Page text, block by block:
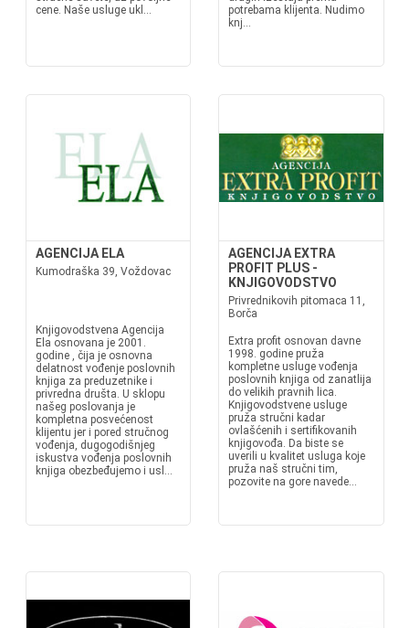
cene. Naše usluge ukl...
potrebama klijenta. Nudimo
knj...
AGENCIJA ELA
Kumodraška 39, Voždovac
Knjigovodstvena Agencija
Ela osnovana je 2001.
godine , čija je osnovna
delatnost vođenje poslovnih
knjiga za preduzetnike i
privredna društa. U sklopu
našeg poslovanja je
kompletna posvećenost
klijentu jer i pored stručnog
vođenja, dugogodišnjeg
iskustva vođenja poslovnih
knjiga obezbeđujemo i usl...
AGENCIJA EXTRA
PROFIT PLUS -
KNJIGOVODSTVO
Privrednikovih pitomaca 11,
Borča
Extra profit osnovan davne
1998. godine pruža
kompletne usluge vođenja
poslovnih knjiga od zanatlija
do velikih pravnih lica.
Knjigovodstvene usluge
pruža stručni kadar
ovlašćenih i sertifikovanih
knjigovođa. Da biste se
uverili u kvalitet usluga koje
pruža naš stručni tim,
pozovite na gore navede...